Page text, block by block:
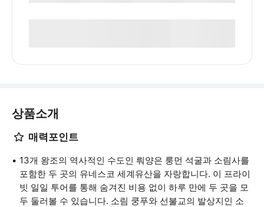
상품소개
매력포인트
13개 왕조의 역사적인 수도인 뤄양은 룽먼 석굴과 소림사를
포함한 두 곳의 유네스코 세계유산을 자랑합니다. 이 프라이
빗 일일 투어를 통해 숨겨진 비용 없이 하루 만에 두 곳을 모
두 둘러볼 수 있습니다. 소림 쿵푸와 선불교의 발상지인 소